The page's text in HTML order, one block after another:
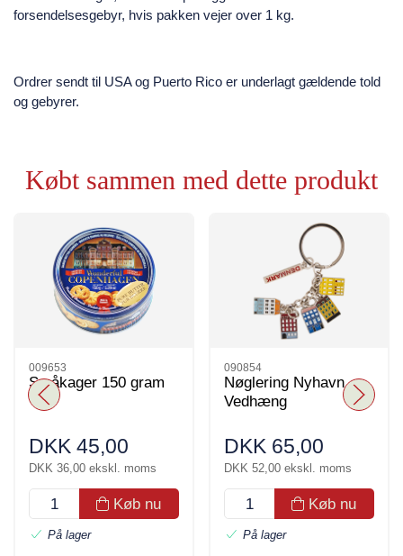
forsendelsesgebyr, hvis pakken vejer over 1 kg.
Ordrer sendt til USA og Puerto Rico er underlagt gældende told
og gebyrer.
Købt sammen med dette produkt
009653
Småkager 150 gram
DKK 45,00
DKK 36,00 ekskl. moms
Køb nu
På lager
090854
Nøglering Nyhavn
Vedhæng
DKK 65,00
DKK 52,00 ekskl. moms
Køb nu
På lager